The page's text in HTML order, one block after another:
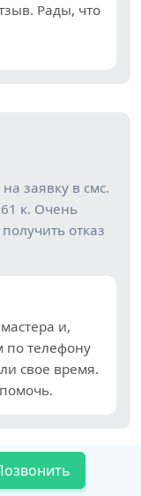
Рады, что
заявку в смс.
к. Очень
отказ
и,
по телефону
свое время.